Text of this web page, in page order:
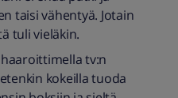
taisi vähentyä. Jotain
tuli vieläkin.
tv:n
kokeilla tuoda